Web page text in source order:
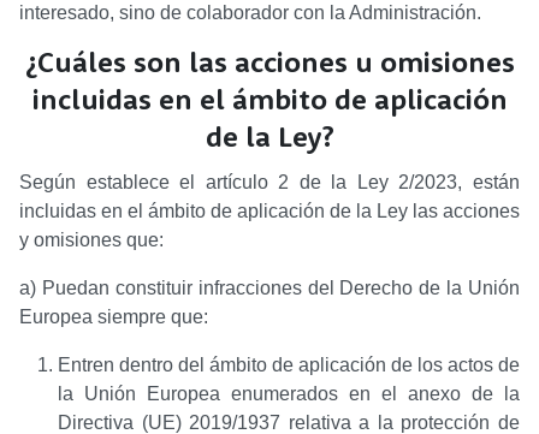
interesado, sino de colaborador con la Administración.
¿Cuáles son las acciones u omisiones
incluidas en el ámbito de aplicación
de la Ley?
Según establece el artículo 2 de la Ley 2/2023, están
incluidas en el ámbito de aplicación de la Ley las acciones
y omisiones que:
a) Puedan constituir infracciones del Derecho de la Unión
Europea siempre que:
Entren dentro del ámbito de aplicación de los actos de
la Unión Europea enumerados en el anexo de la
Directiva (UE) 2019/1937 relativa a la protección de